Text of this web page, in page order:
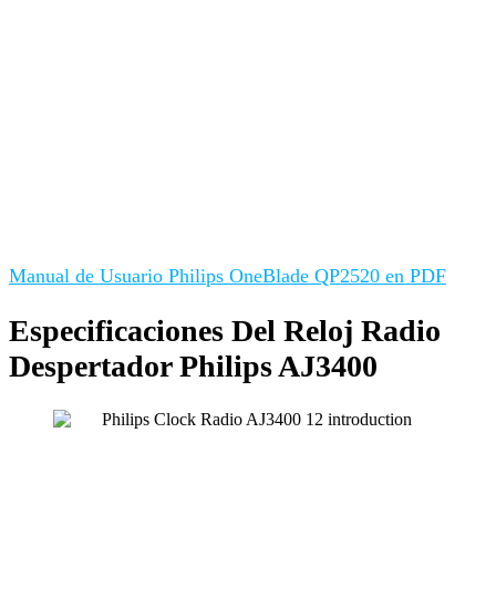
Manual de Usuario Philips OneBlade QP2520 en PDF
Especificaciones Del Reloj Radio
Despertador Philips AJ3400